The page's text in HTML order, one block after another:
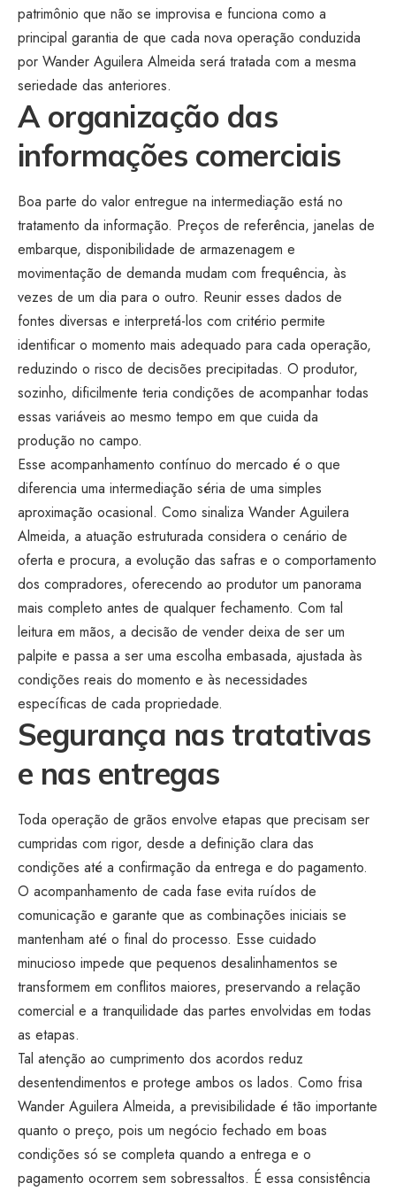
patrimônio que não se improvisa e funciona como a
principal garantia de que cada nova operação conduzida
por Wander Aguilera Almeida será tratada com a mesma
seriedade das anteriores.
A organização das
informações comerciais
Boa parte do valor entregue na intermediação está no
tratamento da informação. Preços de referência, janelas de
embarque, disponibilidade de armazenagem e
movimentação de demanda mudam com frequência, às
vezes de um dia para o outro. Reunir esses dados de
fontes diversas e interpretá-los com critério permite
identificar o momento mais adequado para cada operação,
reduzindo o risco de decisões precipitadas. O produtor,
sozinho, dificilmente teria condições de acompanhar todas
essas variáveis ao mesmo tempo em que cuida da
produção no campo.
Esse acompanhamento contínuo do mercado é o que
diferencia uma intermediação séria de uma simples
aproximação ocasional. Como sinaliza Wander Aguilera
Almeida, a atuação estruturada considera o cenário de
oferta e procura, a evolução das safras e o comportamento
dos compradores, oferecendo ao produtor um panorama
mais completo antes de qualquer fechamento. Com tal
leitura em mãos, a decisão de vender deixa de ser um
palpite e passa a ser uma escolha embasada, ajustada às
condições reais do momento e às necessidades
específicas de cada propriedade.
Segurança nas tratativas
e nas entregas
Toda operação de grãos envolve etapas que precisam ser
cumpridas com rigor, desde a definição clara das
condições até a confirmação da entrega e do pagamento.
O acompanhamento de cada fase evita ruídos de
comunicação e garante que as combinações iniciais se
mantenham até o final do processo. Esse cuidado
minucioso impede que pequenos desalinhamentos se
transformem em conflitos maiores, preservando a relação
comercial e a tranquilidade das partes envolvidas em todas
as etapas.
Tal atenção ao cumprimento dos acordos reduz
desentendimentos e protege ambos os lados. Como frisa
Wander Aguilera Almeida, a previsibilidade é tão importante
quanto o preço, pois um negócio fechado em boas
condições só se completa quando a entrega e o
pagamento ocorrem sem sobressaltos. É essa consistência